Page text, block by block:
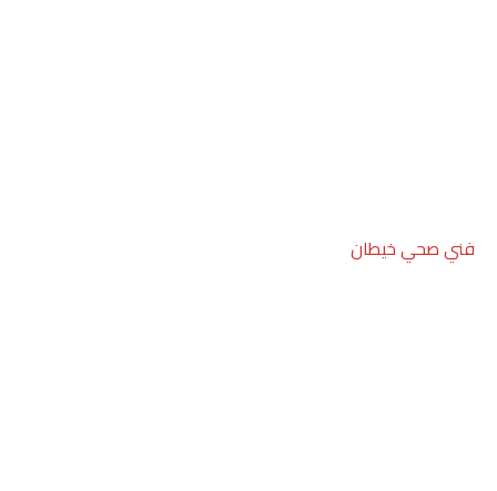
فني صحي خيطان